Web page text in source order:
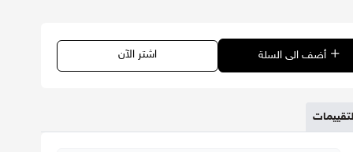
أضف الى السلة اشتر الآن